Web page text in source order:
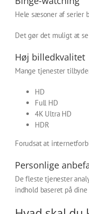
Hele sæsoner af serier
Det gør det muligt at
Høj billedkvalitet
Mange tjenester
HD
Full HD
4K Ultra HD
HDR
Forudsat at
Personlige
De fleste tjenester
indhold baseret på dine